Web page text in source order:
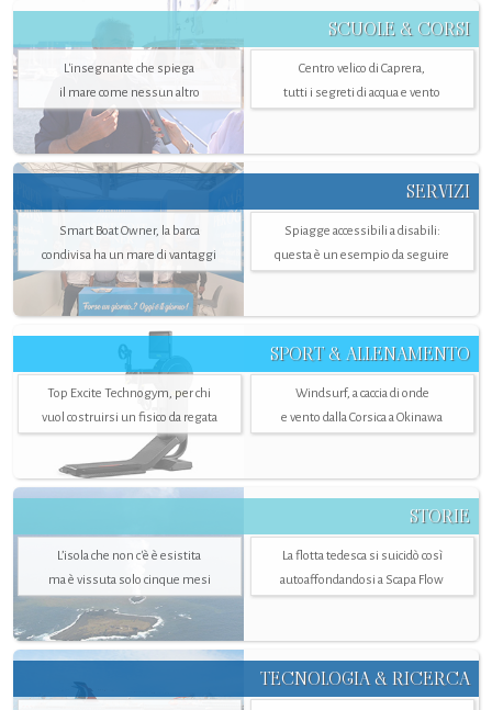
SCUOLE & CORSI
L'insegnante che spiega
il mare come nessun altro
Centro velico di Caprera,
tutti i segreti di acqua e vento
SERVIZI
Smart Boat Owner, la barca
condivisa ha un mare di vantaggi
Spiagge accessibili a disabili:
questa è un esempio da seguire
SPORT & ALLENAMENTO
Top Excite Technogym, per chi
vuol costruirsi un fisico da regata
Windsurf, a caccia di onde
e vento dalla Corsica a Okinawa
STORIE
L’isola che non c'è è esistita
ma è vissuta solo cinque mesi
La flotta tedesca si suicidò così
autoaffondandosi a Scapa Flow
TECNOLOGIA & RICERCA